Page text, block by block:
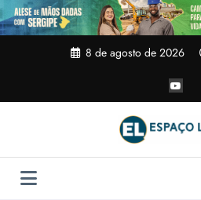
Pular
para
o
8 de agosto de 2026